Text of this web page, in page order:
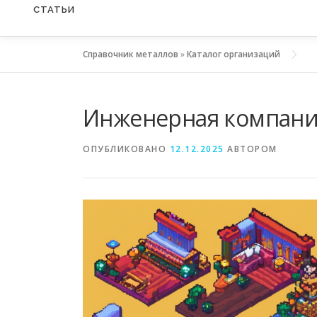
СТАТЬИ
Справочник металлов »Каталог организаций
Инженерная
ОПУБЛИКОВАНО 12.12.2025 АВТОРОМ